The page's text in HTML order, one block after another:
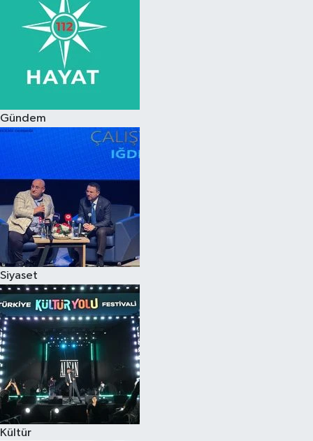
Gündem
Siyaset
Kültür
Kültür Sanat
Sağlık
Siyaset
Teknoloji
Yaşam-Çevre